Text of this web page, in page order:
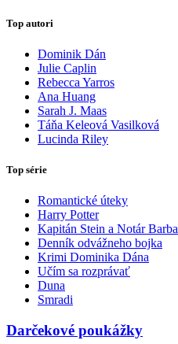
Top autori
Dominik Dán
Julie Caplin
Rebecca Yarros
Ana Huang
Sarah J. Maas
Táňa Keleová Vasilková
Lucinda Riley
Top série
Romantické úteky
Harry Potter
Kapitán Stein a Notár
Denník odvážneho bojka
Krimi Dominika Dána
Učím sa rozprávať
Duna
Smradi
Darčekové poukážky